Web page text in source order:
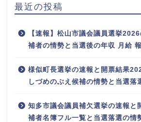
最近の投稿
【速報】松山市議会議員選挙
補者の情勢と当選後の年収 月給
様似町長選挙の速報と開票結果
しづめのぶえ候補の情勢と当選落
知多市議会議員補欠選挙の速報と
補者名簿フル一覧と当選落選の情